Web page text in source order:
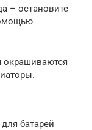
– остановите
окрашиваются
батарей